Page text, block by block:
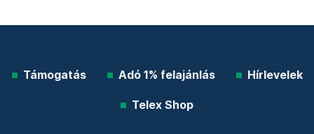
Támogatás Adó 1% felajánlás Hírlevelek
Telex Shop